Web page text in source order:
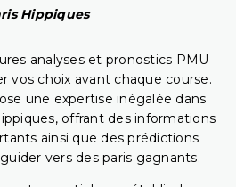
Hippiques
analyses et pronostics PMU
vos choix avant chaque course.
une expertise inégalée dans
offrant des informations
ainsi que des prédictions
vers des paris gagnants.